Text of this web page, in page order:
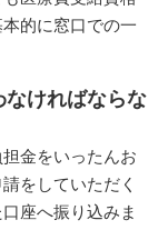
的に窓口での一
なければならな
金をいったんお
をしていただく
座へ振り込みま